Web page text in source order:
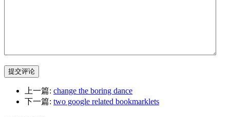
提交评论
上一篇: change the boring dance
下一篇: two google related bookmarklets